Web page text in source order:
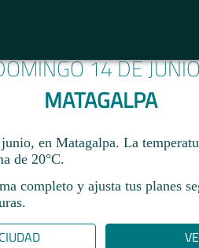
14 DE
MATAGALPA
en Matagalpa. La
de 20°C.​
completo y ajusta tus planes